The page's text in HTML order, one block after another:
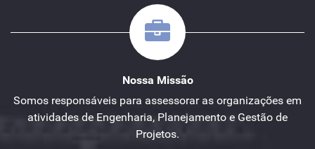
Nossa Missão
Somos responsáveis para assessorar as organizações em
atividades de Engenharia, Planejamento e Gestão de
Projetos.